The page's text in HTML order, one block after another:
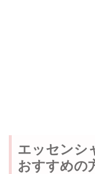
エッセンシ
おすすめの